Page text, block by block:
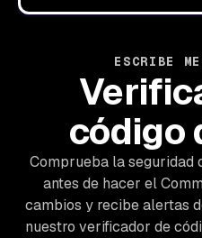
ESCRIBE
código
Comprueba la seguridad
antes de hacer el
cambios y recibe alertas
nuestro verificador de